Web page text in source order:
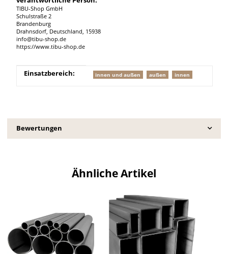
TIBU-Shop GmbH
Schulstraße 2
Brandenburg
Drahnsdorf, Deutschland, 15938
info@tibu-shop.de
https://www.tibu-shop.de
Produkteigenschaft
Wert
Einsatzbereich: innen und außen außen innen
Bewertungen
Ähnliche Artikel